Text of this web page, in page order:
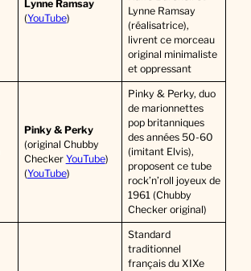
Lynne Ramsay
(YouTube)
Lynne Ramsay
(réalisatrice),
livrent ce morceau
original minimaliste
et oppressant
Pinky & Perky
(original Chubby
Checker YouTube)
(YouTube)
Pinky & Perky, duo
de marionnettes
pop britanniques
des années 50-60
(imitant Elvis),
proposent ce tube
rock’n’roll joyeux de
1961 (Chubby
Checker original)
Standard
traditionnel
français du XIXe